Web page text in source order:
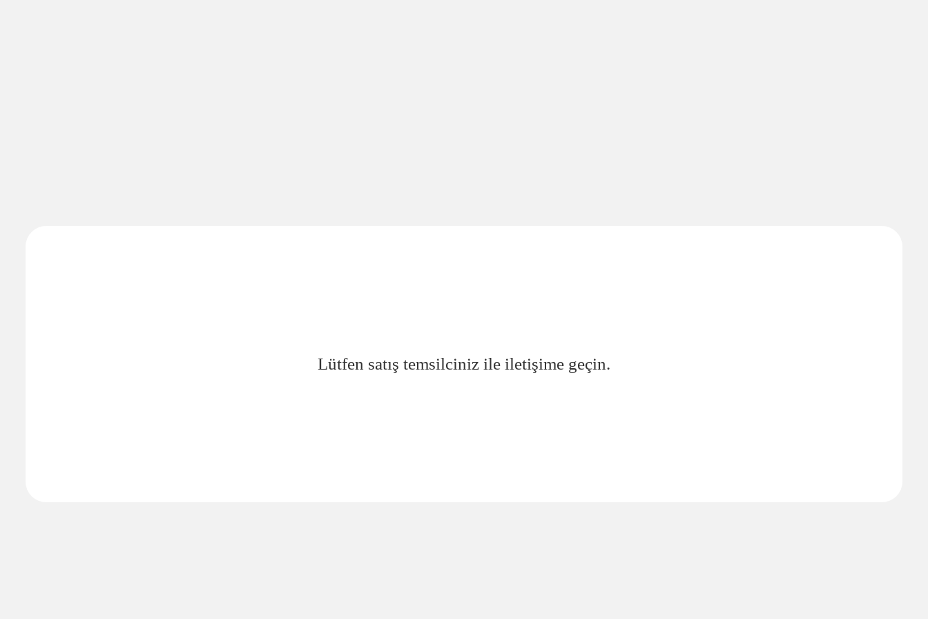
Lütfen satış temsilciniz ile iletişime geçin.